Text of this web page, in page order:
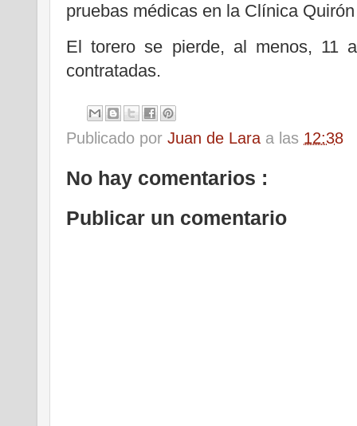
pruebas médicas en la Clínica
El torero se pierde, al menos, 11
contratadas.
Publicado por Juan de Lara a las 12:38
No hay comentarios :
Publicar un comentario